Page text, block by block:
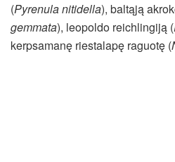
(Pyrenula nitidella), baltąją
gemmata), leopoldo reichlingiją (
kerpsamanę riestalapę raguotę (